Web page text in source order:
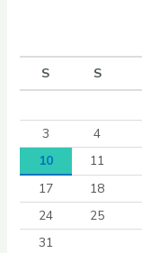
S
S
3
4
10
11
17
18
24
25
31